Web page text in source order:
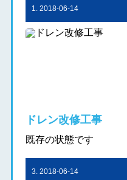
1. 2018-06-14
ドレン改修工事
既存の状態です
3. 2018-06-14